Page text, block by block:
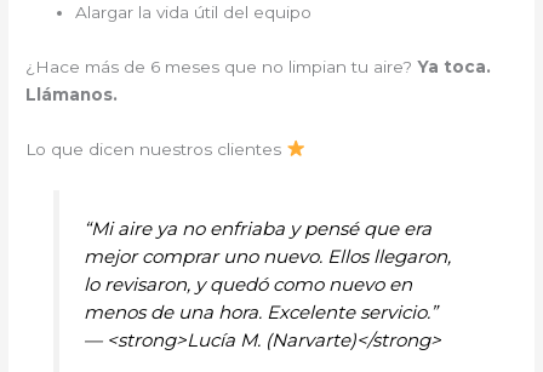
Alargar la vida útil del equipo
¿Hace más de 6 meses que no limpian tu aire?Ya toca.
Llámanos.
Lo que dicen nuestros clientes
“Mi aire ya no enfriaba y pensé que era
mejor comprar uno nuevo. Ellos llegaron,
lo revisaron, y quedó como nuevo en
menos de una hora. Excelente servicio.”
— <strong>Lucía M. (Narvarte)</strong>